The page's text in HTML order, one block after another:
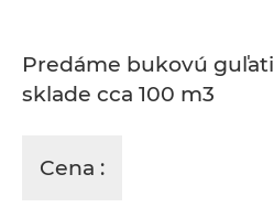
Predáme bukovú
sklade cca 100 m3
Cena :